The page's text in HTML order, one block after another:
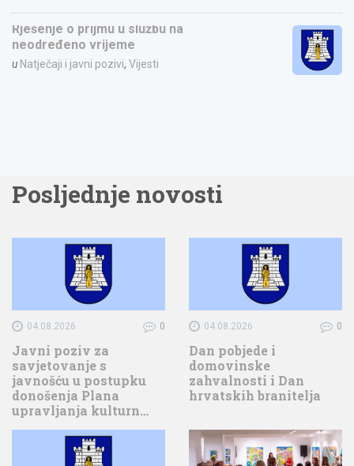
Rješenje o prijmu u službu na
neodređeno vrijeme
u Natječaji i javni pozivi, Vijesti
Posljednje novosti
04.08.2026 0
Javni poziv za
savjetovanje s
javnošću u postupku
donošenja Plana
upravljanja kulturn…
04.08.2026 0
Dan pobjede i
domovinske
zahvalnosti i Dan
hrvatskih branitelja